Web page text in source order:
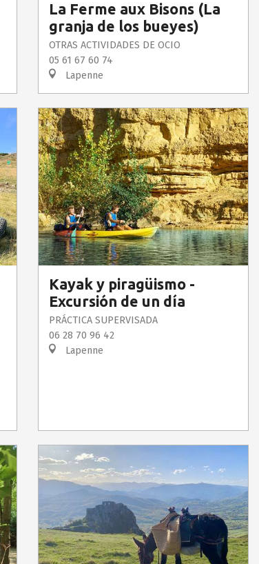
La Ferme aux Bisons (La
granja de los bueyes)
OTRAS ACTIVIDADES DE OCIO
05 61 67 60 74
Lapenne
Kayak y piragüismo -
Excursión de un día
PRÁCTICA SUPERVISADA
06 28 70 96 42
Lapenne